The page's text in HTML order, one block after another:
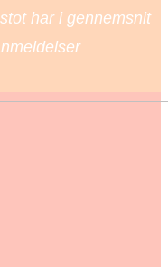
har i gennemsnit